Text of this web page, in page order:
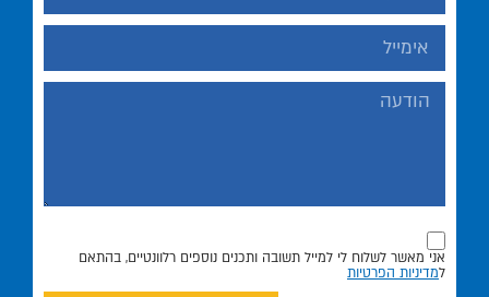
אני מאשר לשלוח לי למייל תשובה ותכנים נוספים רלוונטיים, בהתאם
למדיניות הפרטיות